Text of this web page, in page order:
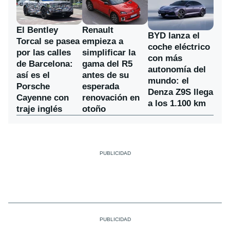
El Bentley
Torcal se pasea
por las calles
de Barcelona:
así es el
Porsche
Cayenne con
traje inglés
Renault
empieza a
simplificar la
gama del R5
antes de su
esperada
renovación en
otoño
BYD lanza el
coche eléctrico
con más
autonomía del
mundo: el
Denza Z9S llega
a los 1.100 km